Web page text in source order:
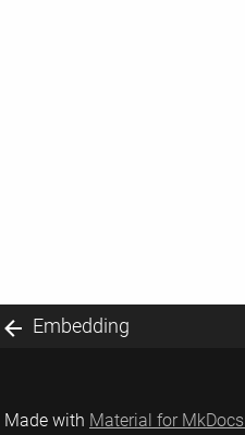
Embedding
Made with Material for MkDocs